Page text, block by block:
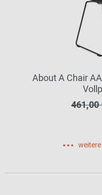
About A Chair